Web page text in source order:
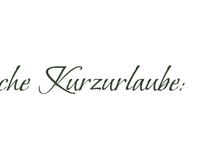
Kurzurlaube: